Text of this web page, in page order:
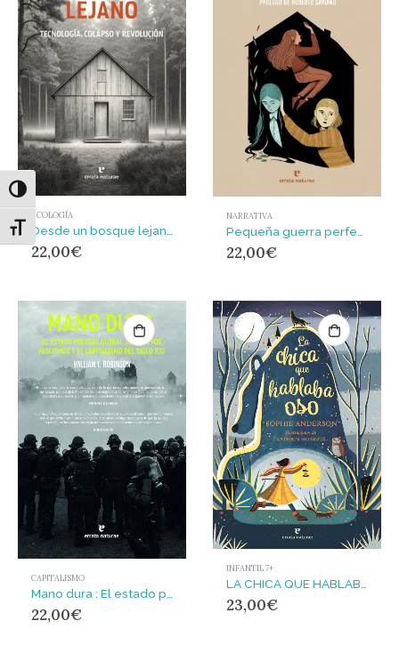
Alternar alto contraste
Alternar tamaño de letra
ECOLOGÍA
22,00€
NARRATIVA
Pequeña guerra perfecta
22,00€
CAPITALISMO
22,00€
INFANTIL 7+
23,00€